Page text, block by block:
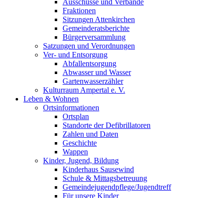
Ausschüsse und Verbände
Fraktionen
Sitzungen Attenkirchen
Gemeinderatsberichte
Bürgerversammlung
Satzungen und Verordnungen
Ver- und Entsorgung
Abfallentsorgung
Abwasser und Wasser
Gartenwasserzähler
Kulturraum Ampertal e. V.
Leben & Wohnen
Ortsinformationen
Ortsplan
Standorte der Defibrillatoren
Zahlen und Daten
Geschichte
Wappen
Kinder, Jugend, Bildung
Kinderhaus Sausewind
Schule & Mittagsbetreuung
Gemeindejugendpflege/Jugendtreff
Für unsere Kinder